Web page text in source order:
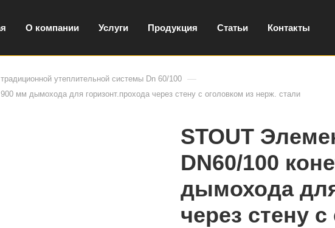
О компании Услуги Продукция Статьи Контакты
утеплительной системы Dn 60/100 —
мм дымохода для горизонт.прохода через стену с оголовком из нерж. стали
STOUT
DN60/100
дымохода
через стену